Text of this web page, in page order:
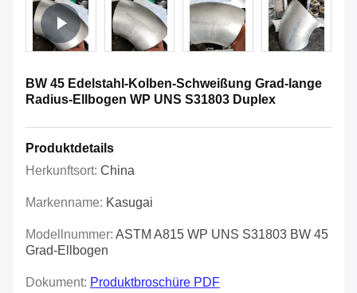
BW 45 Edelstahl-Kolben-Schweißung Grad-lange
Radius-Ellbogen WP UNS S31803 Duplex
Produktdetails
Herkunftsort: China
Markenname: Kasugai
Modellnummer: ASTM A815 WP UNS S31803 BW 45
Grad-Ellbogen
Dokument: Produktbroschüre PDF